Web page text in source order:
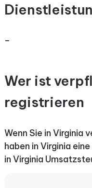
–
Wer ist
registrieren
Wenn Sie in Virginia
haben in Virginia
in Virginia